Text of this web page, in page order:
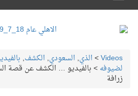
Videos
>الذي, السعودي, الكشف,
لضيوفه>بالفيديو … الكشف عن قصة
زرافة